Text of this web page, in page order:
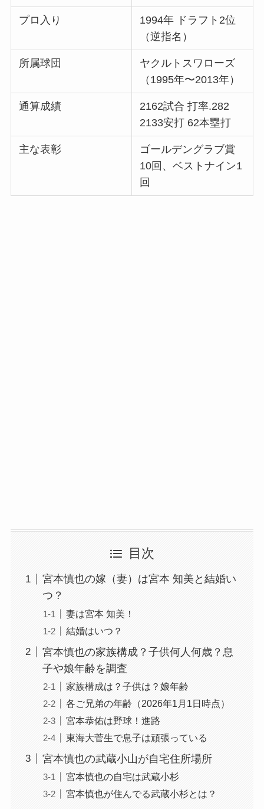
プロ入り
1994年 ドラフト2位
（逆指名）
所属球団
ヤクルトスワローズ
（1995年〜2013年）
通算成績
2162試合 打率.282
2133安打 62本塁打
主な表彰
ゴールデングラブ賞
10回、ベストナイン1
回
目次
宮本慎也の嫁（妻）は宮本 知美と結婚い
つ？
妻は宮本 知美！
結婚はいつ？
宮本慎也の家族構成？子供何人何歳？息
子や娘年齢を調査
家族構成は？子供は？娘年齢
各ご兄弟の年齢（2026年1月1日時点）
宮本恭佑は野球！進路
東海大菅生で息子は頑張っている
宮本慎也の武蔵小山が自宅住所場所
宮本慎也の自宅は武蔵小杉
宮本慎也が住んでる武蔵小杉とは？